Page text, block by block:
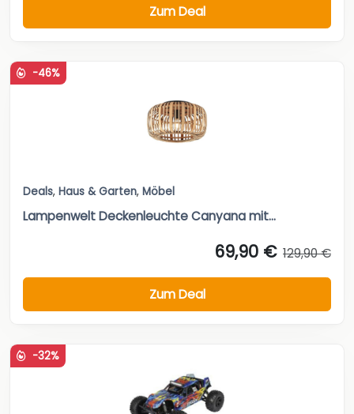
Zum Deal
-46%
Deals, Haus & Garten, Möbel
Lampenwelt Deckenleuchte Canyana mit...
69,90 € 129,90 €
Zum Deal
-32%